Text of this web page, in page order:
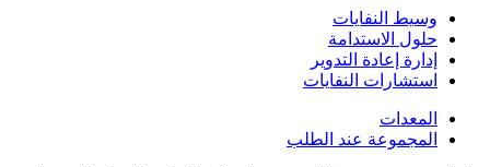
وسيط النفايات
حلول الاستدامة
إدارة إعادة التدوير
استشارات النفايات
المعدات
المجموعة عند الطلب